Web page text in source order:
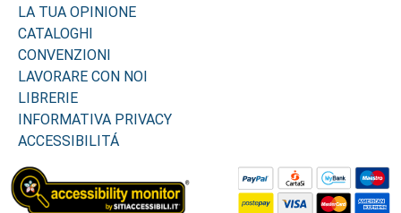
LA TUA OPINIONE
CATALOGHI
CONVENZIONI
LAVORARE CON NOI
LIBRERIE
INFORMATIVA PRIVACY
ACCESSIBILITÁ